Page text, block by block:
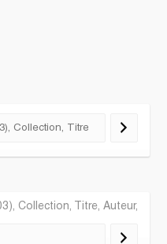
Collection, Titre, Auteur,